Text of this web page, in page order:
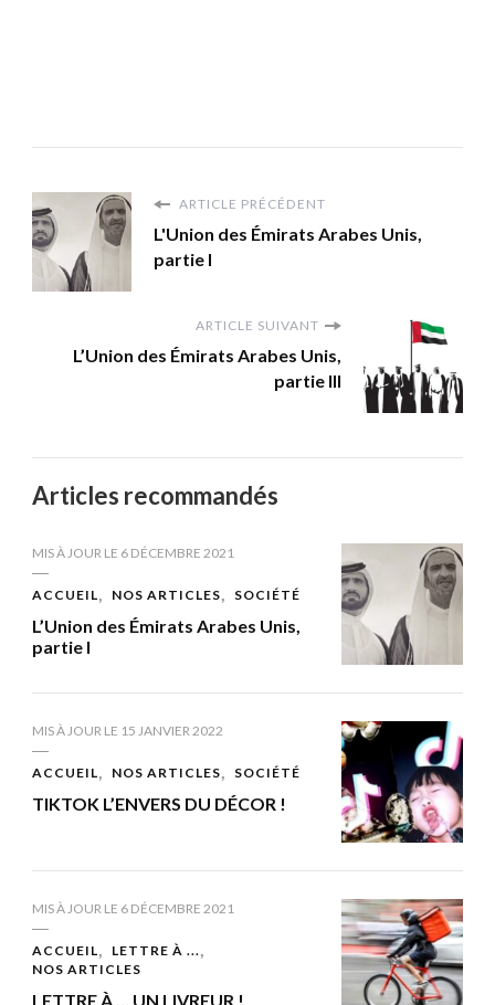
ARTICLE PRÉCÉDENT
L'Union des Émirats Arabes Unis,
partie I
ARTICLE SUIVANT
L’Union des Émirats Arabes Unis,
partie III
Articles recommandés
MIS À JOUR LE 6 DÉCEMBRE 2021
ACCUEIL NOS ARTICLES SOCIÉTÉ
L’Union des Émirats Arabes Unis,
partie I
MIS À JOUR LE 15 JANVIER 2022
ACCUEIL NOS ARTICLES SOCIÉTÉ
TIKTOK L’ENVERS DU DÉCOR !
MIS À JOUR LE 6 DÉCEMBRE 2021
ACCUEIL
LETTRE À ...
NOS ARTICLES
LETTRE À … UN LIVREUR !